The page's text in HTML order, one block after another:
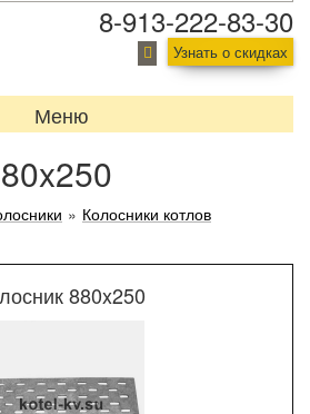
8-913-222-83-30
Узнать о скидках
Меню
» Колосники котлов
880x250